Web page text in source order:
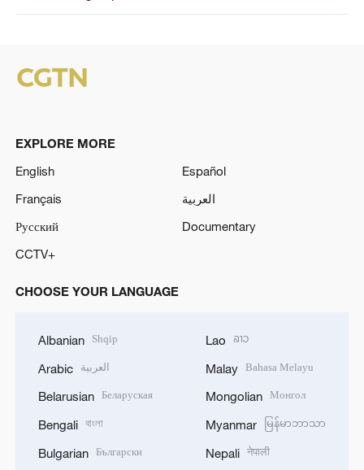
EXPLORE MORE
English
Español
Français
العربية
Русский
Documentary
CCTV+
CHOOSE YOUR LANGUAGE
Albanian Shqip
Arabic العربية
Belarusian Беларуская
Bengali বাংলা
Bulgarian Български
Lao ລາວ
Malay Bahasa Melayu
Mongolian Монгол
Myanmar မြန်မာဘာသာ
Nepali नेपाली